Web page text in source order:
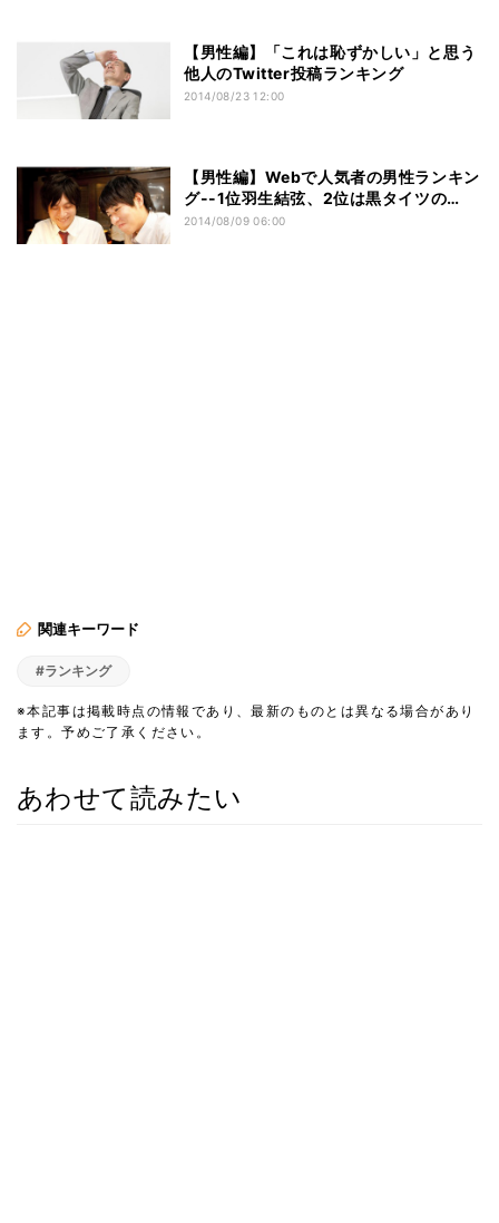
【男性編】「これは恥ずかしい」と思う
他人のTwitter投稿ランキング
2014/08/23 12:00
【男性編】Webで人気者の男性ランキン
グ--1位羽生結弦、2位は黒タイツの…
2014/08/09 06:00
関連キーワード
#ランキング
※本記事は掲載時点の情報であり、最新のものとは異なる場合があり
ます。予めご了承ください。
あわせて読みたい